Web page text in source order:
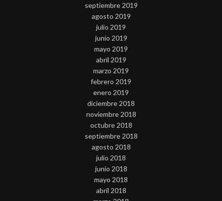
septiembre 2019
agosto 2019
julio 2019
junio 2019
mayo 2019
abril 2019
marzo 2019
febrero 2019
enero 2019
diciembre 2018
noviembre 2018
octubre 2018
septiembre 2018
agosto 2018
julio 2018
junio 2018
mayo 2018
abril 2018